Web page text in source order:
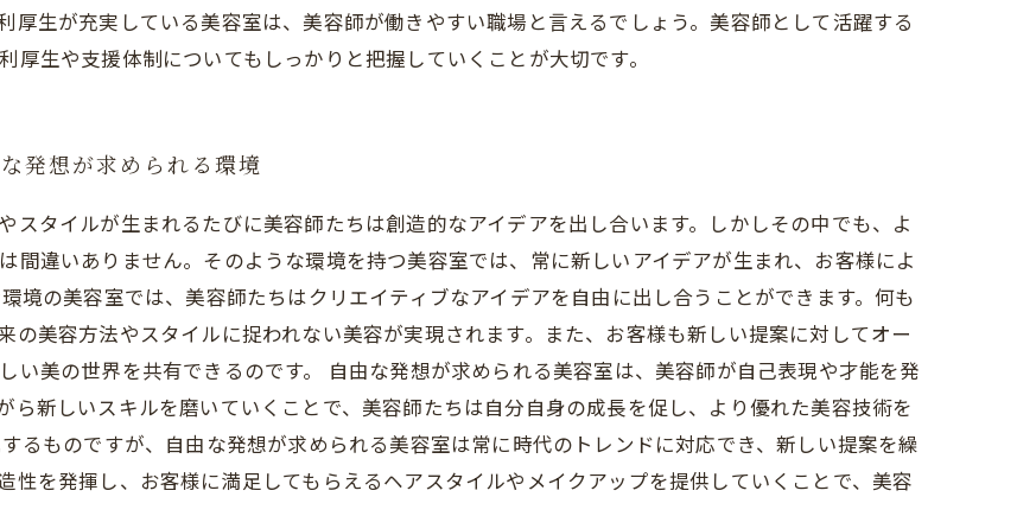
厚生が充実している美容室は、美容師が働きやすい職場と言えるでしょう。美容師として活躍する
生や支援体制についてもしっかりと把握していくことが大切です。
発想が求められる環境
スタイルが生まれるたびに美容師たちは創造的なアイデアを出し合います。しかしその中でも、よ
間違いありません。そのような環境を持つ美容室では、常に新しいアイデアが生まれ、お客様によ
境の美容室では、美容師たちはクリエイティブなアイデアを自由に出し合うことができます。何も
の美容方法やスタイルに捉われない美容が実現されます。また、お客様も新しい提案に対してオー
い美の世界を共有できるのです。 自由な発想が求められる美容室は、美容師が自己表現や才能を発
ら新しいスキルを磨いていくことで、美容師たちは自分自身の成長を促し、より優れた美容技術を
るものですが、自由な発想が求められる美容室は常に時代のトレンドに対応でき、新しい提案を繰
性を発揮し、お客様に満足してもらえるヘアスタイルやメイクアップを提供していくことで、美容